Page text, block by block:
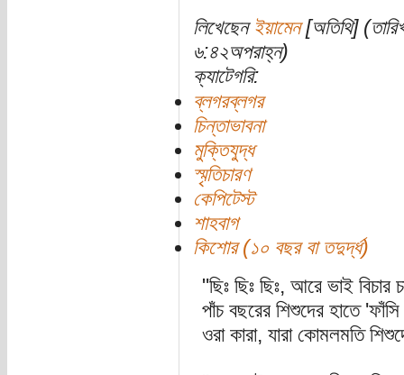
লিখেছেন ইয়ামেন[অতিথি]
৬:৪২অপরাহ্ন)
ক্যাটেগরি:
ব্লগরব্লগর
চিন্তাভাবনা
মুক্তিযুদ্ধ
স্মৃতিচারণ
কেপিটেস্ট
শাহবাগ
কিশোর (১০ বছর বা তদুর্দ্ধ)
"ছিঃ ছিঃ ছিঃ, আরে ভাই
পাঁচ বছরের শিশুদের হাতে
ওরা কারা, যারা কোমলমতি